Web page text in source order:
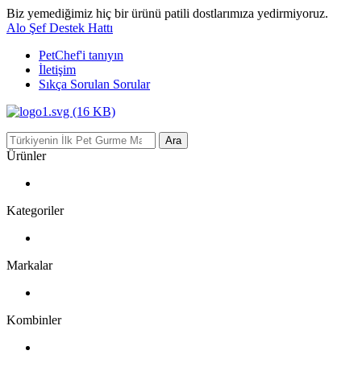
Biz yemediğimiz hiç bir ürünü patili dostlarımıza yedirmiyoruz.
Alo Şef Destek Hattı
PetChef'i tanıyın
İletişim
Sıkça Sorulan Sorular
Ara
Ürünler
Kategoriler
Markalar
Kombinler